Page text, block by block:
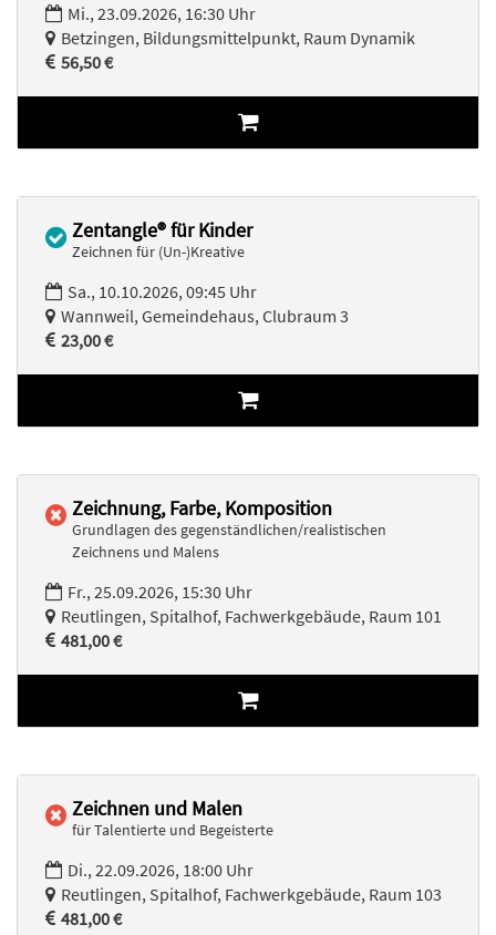
Mi., 23.09.2026, 16:30 Uhr
Betzingen, Bildungsmittelpunkt, Raum Dynamik
56,50 €
Zentangle® für Kinder
Zeichnen für (Un-)Kreative
Sa., 10.10.2026, 09:45 Uhr
Wannweil, Gemeindehaus, Clubraum 3
23,00 €
Zeichnung, Farbe, Komposition
Grundlagen des gegenständlichen/realistischen
Zeichnens und Malens
Fr., 25.09.2026, 15:30 Uhr
Reutlingen, Spitalhof, Fachwerkgebäude, Raum 101
481,00 €
Zeichnen und Malen
für Talentierte und Begeisterte
Di., 22.09.2026, 18:00 Uhr
Reutlingen, Spitalhof, Fachwerkgebäude, Raum 103
481,00 €